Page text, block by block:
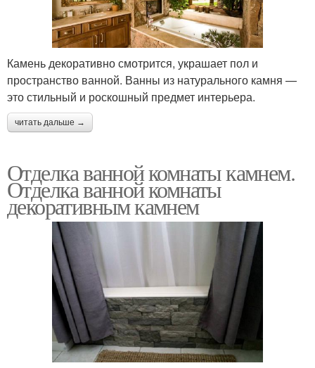
Камень декоративно смотрится, украшает пол и
пространство ванной. Ванны из натурального камня —
это стильный и роскошный предмет интерьера.
читать дальше →
Отделка ванной комнаты камнем.
Отделка ванной комнаты
декоративным камнем